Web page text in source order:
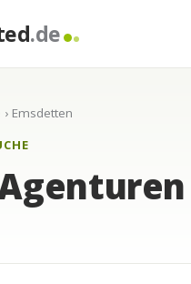
.de
› Emsdetten